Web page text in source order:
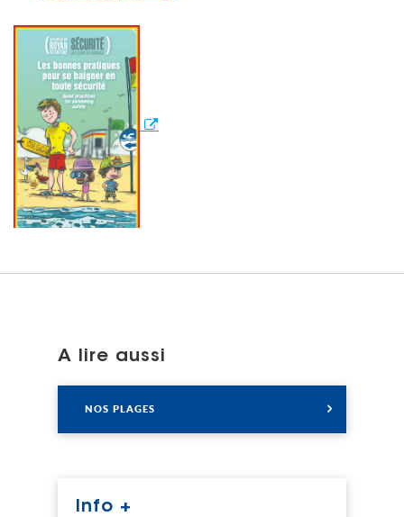
A lire aussi
NOS PLAGES
Info +